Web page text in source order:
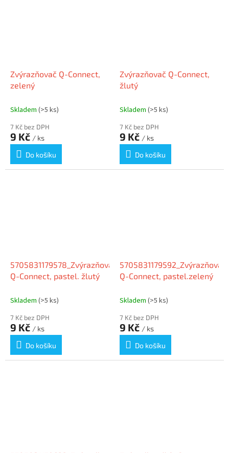
Zvýrazňovač Q-Connect,
zelený
Skladem (>5 ks)
7 Kč bez DPH
9 Kč / ks
Do košíku
Zvýrazňovač Q-Connect,
žlutý
Skladem (>5 ks)
7 Kč bez DPH
9 Kč / ks
Do košíku
5705831179578_Zvýrazňovač
Q-Connect, pastel. žlutý
Skladem (>5 ks)
7 Kč bez DPH
9 Kč / ks
Do košíku
5705831179592_Zvýrazňovač
Q-Connect, pastel.zelený
Skladem (>5 ks)
7 Kč bez DPH
9 Kč / ks
Do košíku